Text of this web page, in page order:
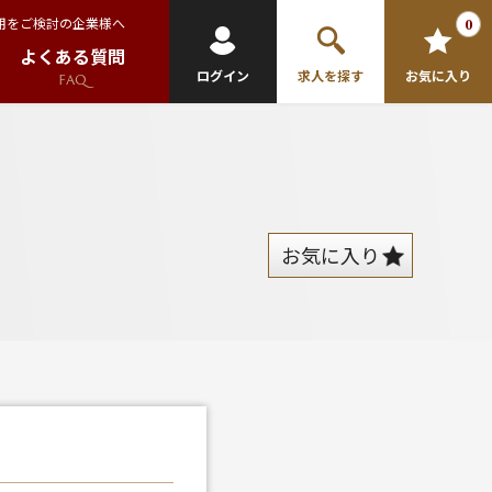
をご検討の企業様へ
よくある質問
FAQ ログイン 求人を探す お気に入り
0
お気に入り